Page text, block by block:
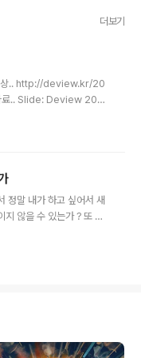
더보기
상.. http://deview.kr/20
료.. Slide: Deview 201
정말 내가 하고 싶어서 새
지 않을 수 있는가 ? 또 가
다들 겁나게 일 많이 한
충만한 다음 동영상을 보
Fu..